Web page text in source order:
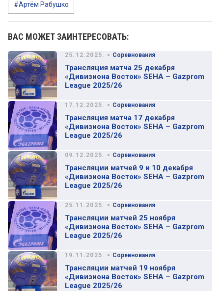
#Артём Рабушко
ВАС МОЖЕТ ЗАИНТЕРЕСОВАТЬ:
25.12.2025. • Соревнования
Трансляция матча 25 декабря
«Дивизиона Восток» SEHA – Gazprom
League 2025/26
17.12.2025. • Соревнования
Трансляция матча 17 декабря
«Дивизиона Восток» SEHA – Gazprom
League 2025/26
09.12.2025. • Соревнования
Трансляции матчей 9 и 10 декабря
«Дивизиона Восток» SEHA – Gazprom
League 2025/26
25.11.2025. • Соревнования
Трансляции матчей 25 ноября
«Дивизиона Восток» SEHA – Gazprom
League 2025/26
19.11.2025. • Соревнования
Трансляции матчей 19 ноября
«Дивизиона Восток» SEHA – Gazprom
League 2025/26